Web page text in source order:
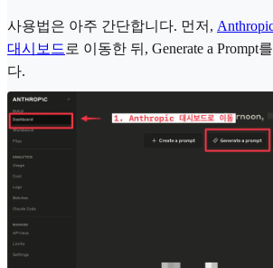
사용법은 아주 간단합니다. 먼저,
대시보드 로 이동한 뒤, Generate a Prompt
다.